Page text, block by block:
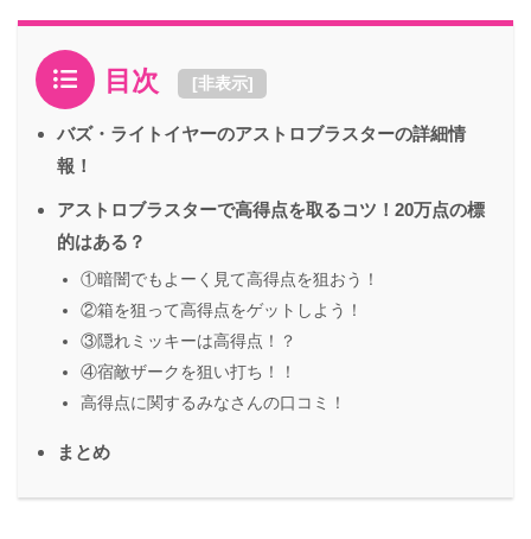
目次 [非表示]
バズ・ライトイヤーのアストロブラスターの詳細情
報！
アストロブラスターで高得点を取るコツ！20万点の標
的はある？
①暗闇でもよーく見て高得点を狙おう！
②箱を狙って高得点をゲットしよう！
③隠れミッキーは高得点！？
④宿敵ザークを狙い打ち！！
高得点に関するみなさんの口コミ！
まとめ